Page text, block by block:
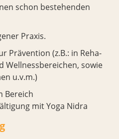
schon bestehenden
Praxis.
Prävention (z.B.: in Reha-
Wellnessbereichen, sowie
u.v.m.)
Bereich
mit Yoga Nidra